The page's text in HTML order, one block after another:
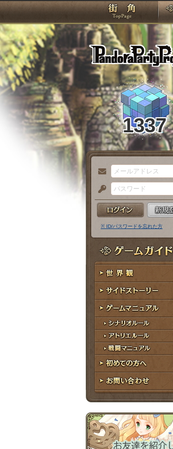
TOP
1337
メ
ー
ル
ア
ド
レ
ス
パ
ス
ー
ド
※ ID/パスワードを忘れた方
ゲームガイド
世界観
サイドストーリー
ゲームマニュアル
シナリオルール
アトリエルール
戦闘マニュアル
初めての方へ
お問い合わせ